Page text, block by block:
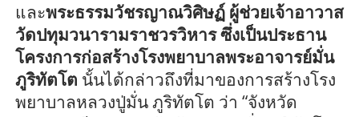
และพระธรรมวัชรญาณวิศิษฏ์ ผู้ช่วยเจ้าอาวาส
วัดปทุมวนารามราชวรวิหารซึ่งเป็นประธาน
โครงการก่อสร้างโรงพยาบาลพระอาจารย์มั่น
ภูริทัตโต นั้นได้กล่าวถึงที่มาของการสร้างโรง
พยาบาลหลวงปู่มั่น ภูริทัตโต ว่า “จังหวัด